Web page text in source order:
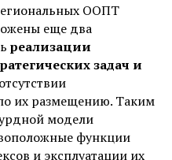
ООПТ
еще два
реализации
задач и
их размещению. Таким
модели
функции
и эксплуатации их